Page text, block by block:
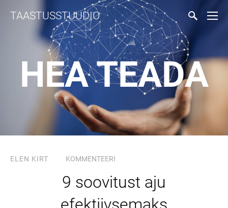
TAASTUSSTUUDIO
HEA TEADA
ELEN KIRT KOMMENTEERI
9 soovitust aju